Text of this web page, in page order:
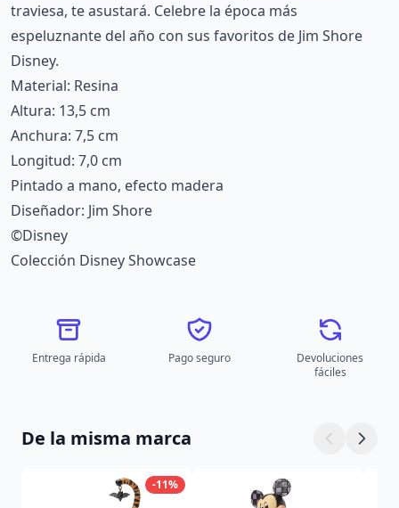
traviesa, te asustará. Celebre la época más
espeluznante del año con sus favoritos de Jim Shore
Disney.
Material: Resina
Altura: 13,5 cm
Anchura: 7,5 cm
Longitud: 7,0 cm
Pintado a mano, efecto madera
Diseñador: Jim Shore
©Disney
Colección Disney Showcase
Entrega rápida Pago seguro
Devoluciones
fáciles
De la misma marca
-11%